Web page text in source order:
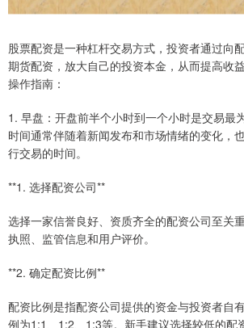
股票配资是一种杠杆交易方式，投资者通过向
期货配资，放大自己的投资本金，从而提高收
操作指南：
1. 早盘：开盘前半个小时到一个小时是交易最
时间通常伴随着新闻发布和市场情绪的变化，
行交易的时间。
**1. 选择配资公司**
选择一家信誉良好、资质齐全的配资公司至关
执照、监管信息和用户评价。
**2. 确定配资比例**
配资比例是指配资公司提供的资金与投资者自
例为1:1、1:2、1:3等。新手建议选择较低的配